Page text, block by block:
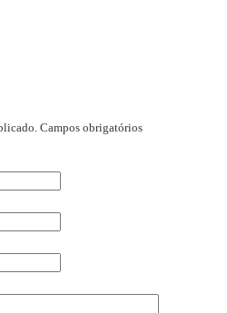
Campos obrigatórios